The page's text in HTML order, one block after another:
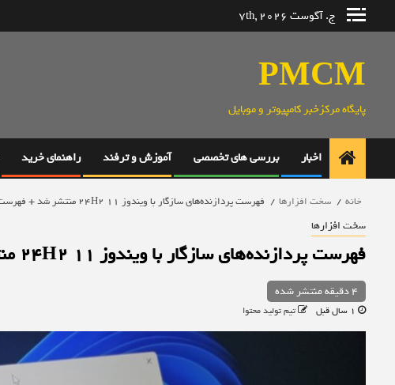
ج. آگوست 7th, 2026
PMCM
پایگاه مرکزخبر کامپیوتر و موبایل
اخبار بررسی های تخصصی آموزش و ترفند راهنمای خرید
خانه سخت افزارها فهرست پردازنده‌های سازگار با ویندوز 11 24H2 منتشر شد + فهرست کامل
سخت افزارها
فهرست پردازنده‌های سازگار با ویندوز 11 24H2 منتشر شد + فهرست کامل
4 دقیقه منتشر شده
تیم تولید محتوا